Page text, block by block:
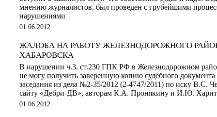
мнению журналистов, был проведен с грубейшими
нарушениями
01.06.2012
ЖАЛОБА НА РАБОТУ ЖЕЛЕЗНОДОРОЖНОГО
ХАБАРОВСКА
В нарушении ч.3. ст.230 ГПК РФ в Железнодорожном
не могу получить заверенную копию судебного документа
заседания из дела №2-35/2012 (2-4747/2011) по иску В.С.
сайту «Дебри-ДВ», авторам К.А. Пронякину и И.Ю.
01.06.2012